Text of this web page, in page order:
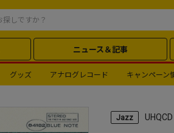
ニュース＆記事
グッズ アナログレコード キャンペーン
Jazz UHQCD